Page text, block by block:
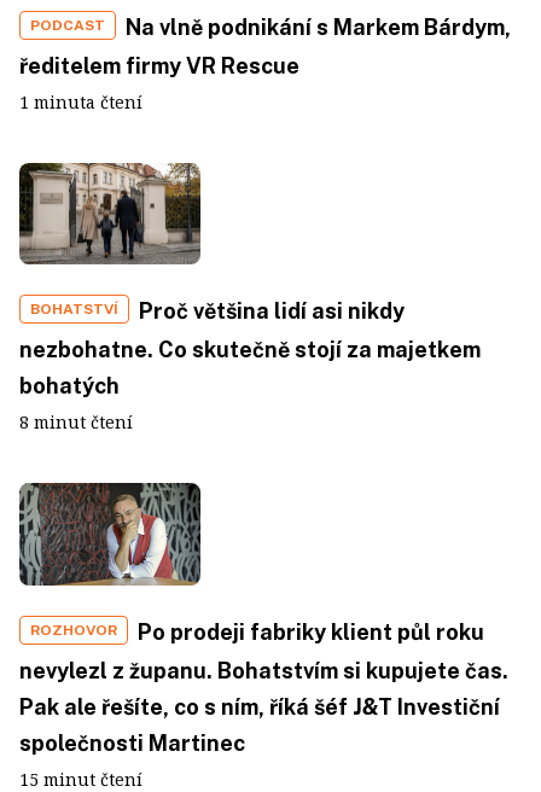
PODCAST
Na vlně podnikání s Markem Bárdym,
ředitelem firmy VR Rescue
1 minuta čtení
BOHATSTVÍ
Proč většina lidí asi nikdy
nezbohatne. Co skutečně stojí za majetkem
bohatých
8 minut čtení
ROZHOVOR
Po prodeji fabriky klient půl roku
nevylezl z županu. Bohatstvím si kupujete čas.
Pak ale řešíte, co s ním, říká šéf J&T Investiční
společnosti Martinec
15 minut čtení